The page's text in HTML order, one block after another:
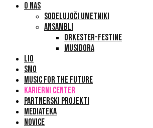
O NAS
SODELUJOČI UMETNIKI
ANSAMBLI
ORKESTER-FESTINE
MUSIDORA
LIO
SMO
MUSIC FOR THE FUTURE
KARIERNI CENTER
PARTNERSKI PROJEKTI
MEDIATEKA
NOVICE